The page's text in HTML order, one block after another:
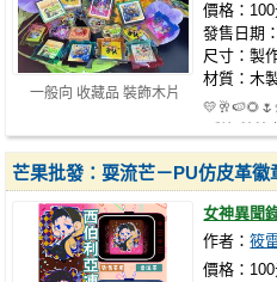
一般向 收藏品 裝飾木片
價格：100
發售日期
尺寸：製
材質：木
芒果批發：耍流芒－PU仿皮革徽
女神異聞
作者：筱
價格：